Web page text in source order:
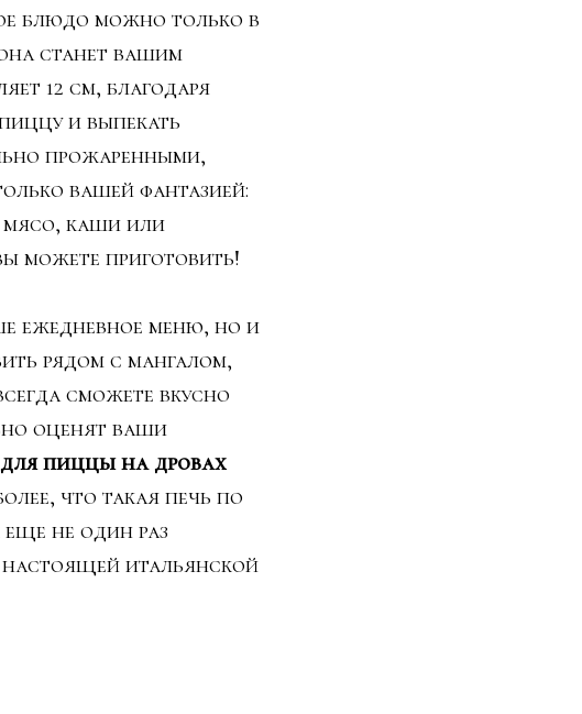
блюдо можно только в
станет вашим
12 см, благодаря
и выпекать
прожаренными,
вашей фантазией:
мясо, каши или
можете приготовить!
ежедневное меню, но и
рядом с мангалом,
сможете вкусно
оценят ваши
пиццы на дровах
что такая печь по
не один раз
настоящей итальянской